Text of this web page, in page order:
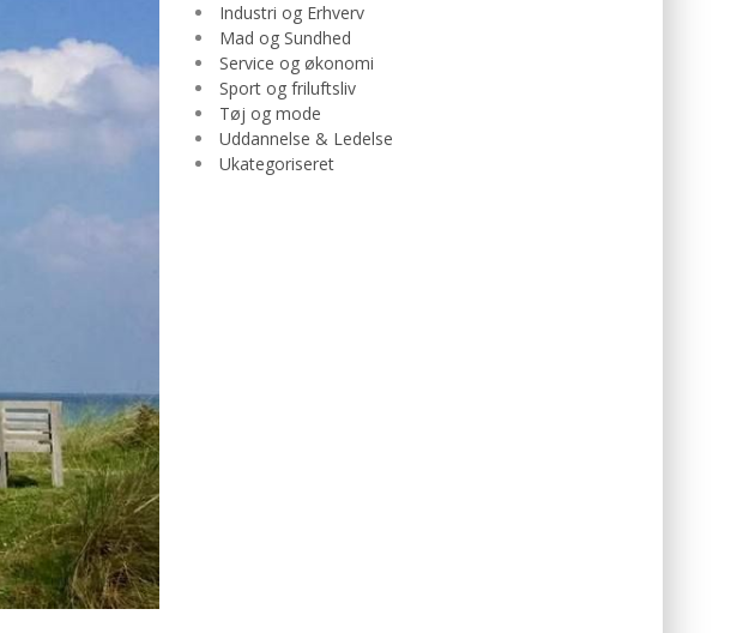
Industri og Erhverv
Mad og Sundhed
Service og økonomi
Sport og friluftsliv
Tøj og mode
Uddannelse & Ledelse
Ukategoriseret